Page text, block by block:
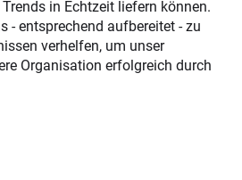
in Echtzeit liefern können.
- entsprechend aufbereitet - zu
verhelfen, um unser
Organisation erfolgreich durch